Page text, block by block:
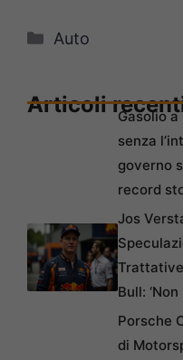
Categorie
Auto
Articoli
Gasolio a
senza
governo
record
Jos
Bull:
Porsche
di